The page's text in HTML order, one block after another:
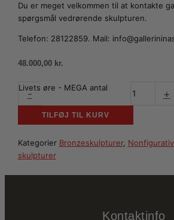
Du er meget velkommen til at kontakte
spørgsmål vedrørende skulpturen.
Telefon: 28122859. Mail:
48.000,00 kr.
-
Livets øre - MEGA antal +
TILFØJ TIL KURV
Kategorier Bronzeskulpturer,
skulpturer
Kontaktinfo